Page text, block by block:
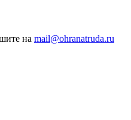
на mail@ohranatruda.ru